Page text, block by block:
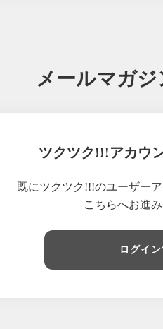
メールマガ
ツクツク!!!アカウ
既にツクツク!!!のユーザー
こちらへお進み
ログイ